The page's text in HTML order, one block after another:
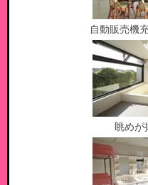
自動販売機
眺めが